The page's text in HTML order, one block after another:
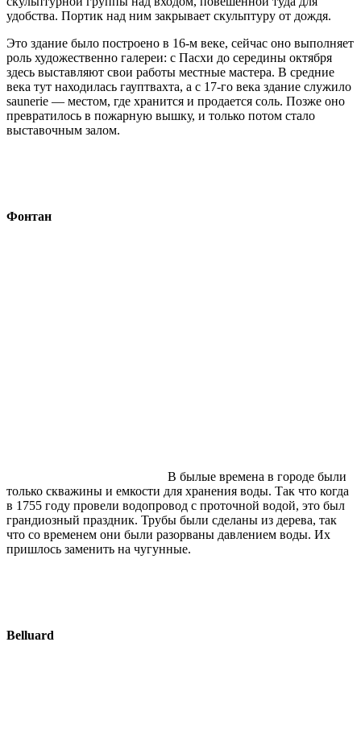
удобства. Портик над ним закрывает скульптуру от дождя.
Это здание было построено в 16-м веке, сейчас оно выполняет
роль художественно галереи: с Пасхи до середины октября
здесь выставляют свои работы местные мастера. В средние
века тут находилась гауптвахта, а с 17-го века здание служило
saunerie — местом, где хранится и продается соль. Позже оно
превратилось в пожарную вышку, и только потом стало
выставочным залом.
Фонтан
В былые времена в городе были
только скважины и емкости для хранения воды. Так что когда
в 1755 году провели водопровод с проточной водой, это был
грандиозный праздник. Трубы были сделаны из дерева, так
что со временем они были разорваны давлением воды. Их
пришлось заменить на чугунные.
Belluard